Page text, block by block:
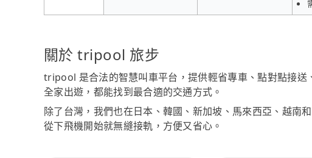
關於 tripool 旅步
tripool 是合法的智慧叫車平台，提供輕省專車、點對點接
全家出遊，都能找到最合適的交通方式。
除了台灣，我們也在日本、韓國、新加坡、馬來西亞、越南
從下飛機開始就無縫接軌，方便又省心。